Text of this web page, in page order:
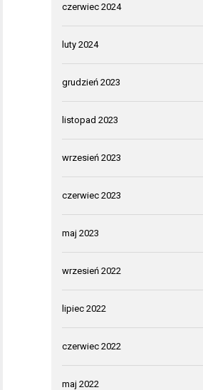
czerwiec 2024
luty 2024
grudzień 2023
listopad 2023
wrzesień 2023
czerwiec 2023
maj 2023
wrzesień 2022
lipiec 2022
czerwiec 2022
maj 2022